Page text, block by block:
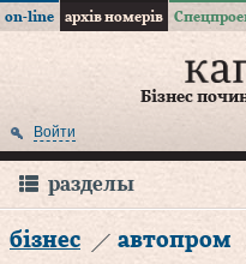
on-line архів номерів
Бізнес
Войти
разделы
бізнес автопром